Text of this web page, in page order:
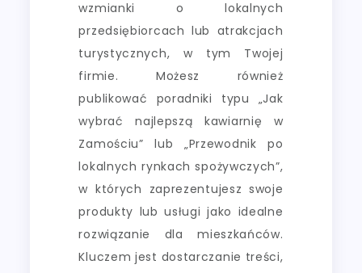
wzmianki o lokalnych
przedsiębiorcach lub atrakcjach
turystycznych, w tym Twojej
firmie. Możesz również
publikować poradniki typu „Jak
wybrać najlepszą kawiarnię w
Zamościu” lub „Przewodnik po
lokalnych rynkach spożywczych”,
w których zaprezentujesz swoje
produkty lub usługi jako idealne
rozwiązanie dla mieszkańców.
Kluczem jest dostarczanie treści,